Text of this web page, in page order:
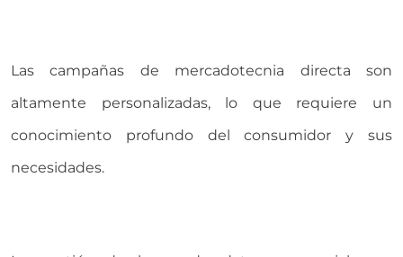
Las campañas de mercadotecnia directa son
altamente personalizadas, lo que requiere un
conocimiento profundo del consumidor y sus
necesidades.